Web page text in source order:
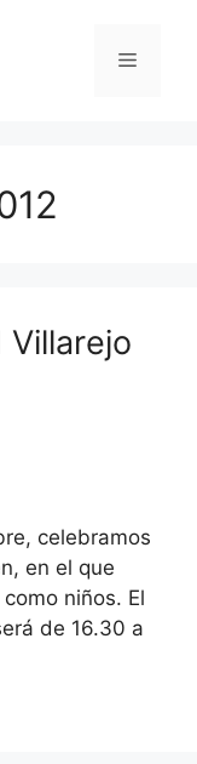
Menú
Villarejo
celebramos
en el que
niños. El
de 16.30 a